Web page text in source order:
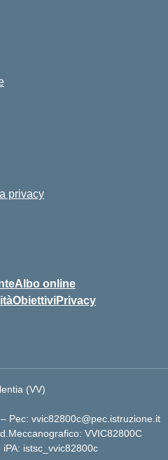
privacy
Albo online
ObiettiviPrivacy
(VV)
Pec: vvic82800c@pec.istruzione.it
VVIC82800C
istsc_vvic82800c